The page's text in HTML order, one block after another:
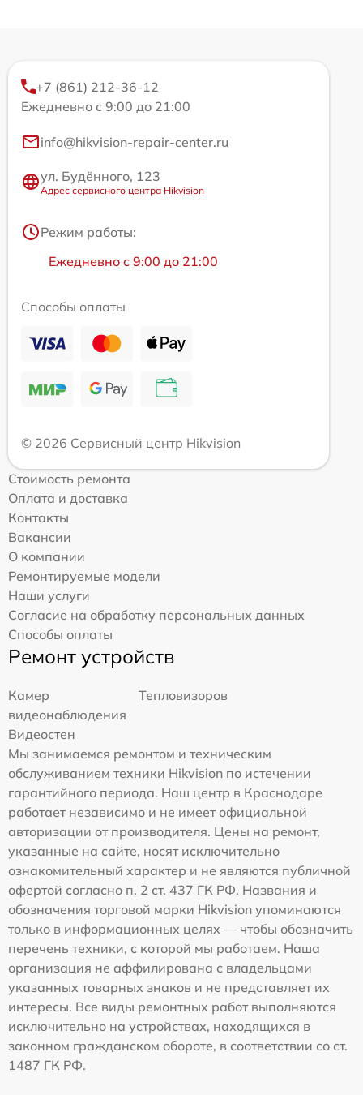
+7 (861) 212-36-12
Ежедневно с 9:00 до 21:00
info@hikvision-repair-center.ru
ул. Будённого, 123
Адрес сервисного центра Hikvision
Режим работы:
Ежедневно с 9:00 до 21:00
Способы оплаты
© 2026 Сервисный центр Hikvision
Стоимость ремонта
Оплата и доставка
Контакты
Вакансии
О компании
Ремонтируемые модели
Наши услуги
Согласие на обработку персональных данных
Способы оплаты
Ремонт устройств
Камер
видеонаблюдения
Тепловизоров
Видеостен
Мы занимаемся ремонтом и техническим
обслуживанием техники Hikvision по истечении
гарантийного периода. Наш центр в Краснодаре
работает независимо и не имеет официальной
авторизации от производителя. Цены на ремонт,
указанные на сайте, носят исключительно
ознакомительный характер и не являются публичной
офертой согласно п. 2 ст. 437 ГК РФ. Названия и
обозначения торговой марки Hikvision упоминаются
только в информационных целях — чтобы обозначить
перечень техники, с которой мы работаем. Наша
организация не аффилирована с владельцами
указанных товарных знаков и не представляет их
интересы. Все виды ремонтных работ выполняются
исключительно на устройствах, находящихся в
законном гражданском обороте, в соответствии со ст.
1487 ГК РФ.